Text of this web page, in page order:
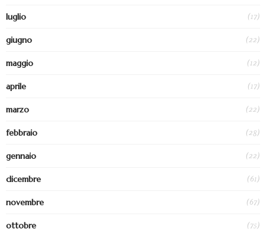
luglio (17)
giugno (22)
maggio (12)
aprile (17)
marzo (22)
febbraio (28)
gennaio (22)
dicembre (61)
novembre (67)
ottobre (75)